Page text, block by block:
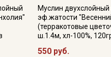
Муслин двухслойный
эф.жатости
(терракотовые
ш.1.4м, хл-100%,
550 руб.
Ознакомлен(а) сПолитикой